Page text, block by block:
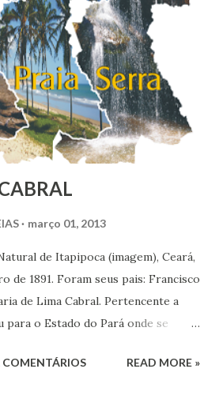
um país, nós nordestinos
global, entre belgas e
ser considerada a região mais rica
con...
março 01, 2013
de Itapipoca (imagem), Ceará,
de 1891. Foram seus pais: Francisco
de Lima Cabral. Pertencente a
o Estado do Pará onde se
gerais, notadamente
COMENTÁRIOS READ MORE »